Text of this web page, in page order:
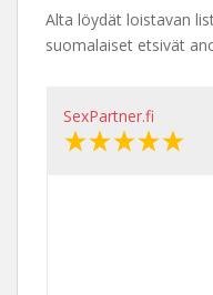
Alta löydät loistavan
suomalaiset etsivät
SexPartner.fi